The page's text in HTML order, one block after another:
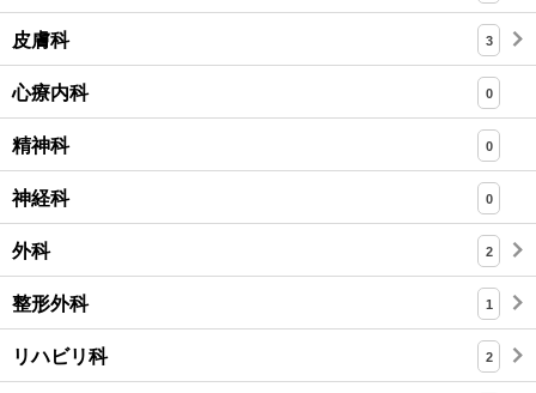
皮膚科 3
心療内科 0
精神科 0
神経科 0
外科 2
整形外科 1
リハビリ科 2